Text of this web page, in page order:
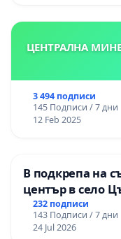
ЦЕНТРАЛНА
3 494 подписи
145 Подписи / 7 дни
12 Feb 2025
В подкрепа на
център в село
232 подписи
143 Подписи / 7 дни
24 Jul 2026